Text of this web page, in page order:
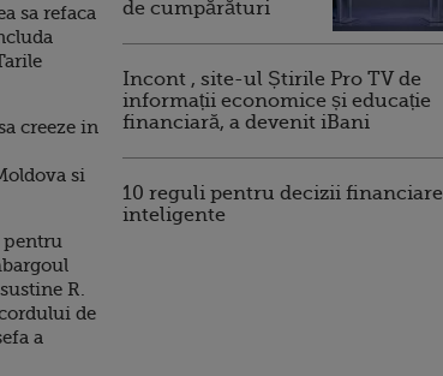
sa refaca
creeze in
si
pentru
R.
de
a
de cumpărături
Incont , site-ul Știrile Pro TV de
informații economice și educație
financiară, a devenit iBani
10 reguli pentru decizii financiare
inteligente